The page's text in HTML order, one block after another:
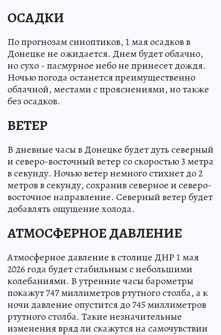
ОСАДКИ
По прогнозам синоптиков, 1 мая осадков в
Донецке не ожидается. Днем будет облачно,
но сухо - пасмурное небо не принесет дождя.
Ночью погода останется преимущественно
облачной, местами с прояснениями, но также
без осадков.
ВЕТЕР
В дневные часы в Донецке будет дуть северный
и северо-восточный ветер со скоростью 3 метра
в секунду. Ночью ветер немного стихнет до 2
метров в секунду, сохранив северное и северо-
восточное направление. Северный ветер будет
добавлять ощущение холода.
АТМОСФЕРНОЕ ДАВЛЕНИЕ
Атмосферное давление в столице ДНР 1 мая
2026 года будет стабильным с небольшими
колебаниями. В утренние часы барометры
покажут 747 миллиметров ртутного столба, а к
ночи давление опустится до 745 миллиметров
ртутного столба. Такие незначительные
изменения вряд ли скажутся на самочувствии